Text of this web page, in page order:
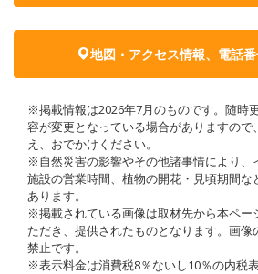
地図・アクセス情報、電話
※掲載情報は2026年7月のものです。随時
容が変更となっている場合がありますので
え、おでかけください。
※自然災害の影響やその他諸事情により、
施設の営業時間、植物の開花・見頃期間な
あります。
※掲載されている画像は取材先から本ペー
ただき、提供されたものとなります。画像
禁止です。
※表示料金は消費税8％ないし10％の内税表